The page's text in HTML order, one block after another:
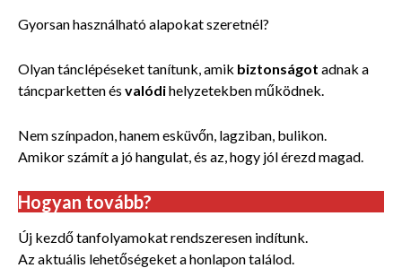
Gyorsan használható alapokat szeretnél?
Olyan tánclépéseket tanítunk, amik biztonságot adnak a
táncparketten és valódihelyzetekben működnek.
Nem színpadon, hanem esküvőn, lagziban, bulikon.
Amikor számít a jó hangulat, és az, hogy jól érezd magad.
Hogyan tovább?
Új kezdő tanfolyamokat rendszeresen indítunk.
Az aktuális lehetőségeket a honlapon találod.